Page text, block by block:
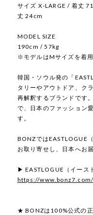
サイズ X-LARGE / 着丈
丈 24cm
MODEL SIZE
190cm / 57kg
※モデルはMサイズを着用
韓国・ソウル発の「
タリーやアウトドア、ク
再解釈するブランドです
で、日本のファッション
す。
BONZではEASTLOGUE
お取り寄せし、日本へお
▶ EASTLOGUE（イース
https://
★ BONZは100%公式の正